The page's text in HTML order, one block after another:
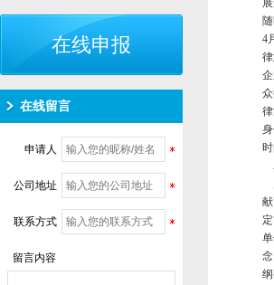
在线申报
在线留言
申请人
公司地址
联系方式
留言内容
4